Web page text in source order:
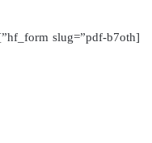
[hf_form slug=”pdf-b7oth”]